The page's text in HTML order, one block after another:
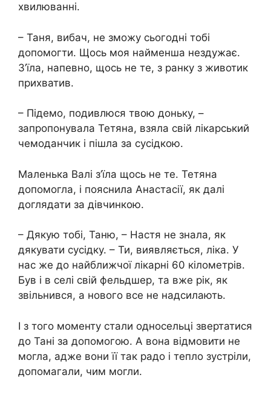
хвилюванні.
– Таня, вибач, не зможу сьогодні тобі
допомогти. Щось моя найменша нездужає.
З’їла, напевно, щось не те, з ранку з животик
прихватив.
– Підемо, подивлюся твою доньку, –
запропонувала Тетяна, взяла свій лікарський
чемоданчик і пішла за сусідкою.
Маленька Валі з’їла щось не те. Тетяна
допомогла, і пояснила Анастасії, як далі
доглядати за дівчинкою.
– Дякую тобі, Таню, – Настя не знала, як
дякувати сусідку. – Ти, виявляється, ліка. У
нас же до найближчої лікарні 60 кілометрів.
Був і в селі свій фельдшер, та вже рік, як
звільнився, а нового все не надсилають.
І з того моменту стали односельці звертатися
до Тані за допомогою. А вона відмовити не
могла, адже вони її так радо і тепло зустріли,
допомагали, чим могли.